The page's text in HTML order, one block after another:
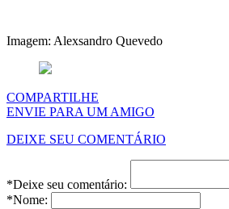
Imagem: Alexsandro Quevedo
COMPARTILHE
ENVIE PARA UM AMIGO
DEIXE SEU COMENTÁRIO
*Deixe seu comentário:
*Nome: